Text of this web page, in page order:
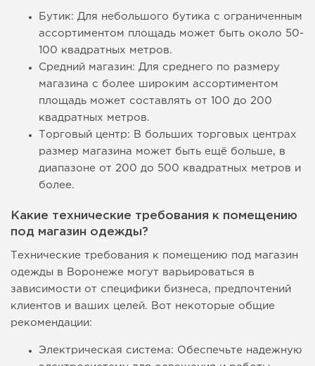
Бутик: Для небольшого бутика с ограниченным
ассортиментом площадь может быть около 50-
100 квадратных метров.
Средний магазин: Для среднего по размеру
магазина с более широким ассортиментом
площадь может составлять от 100 до 200
квадратных метров.
Торговый центр: В больших торговых центрах
размер магазина может быть ещё больше, в
диапазоне от 200 до 500 квадратных метров и
более.
Какие технические требования к помещению
под магазин одежды?
Технические требования к помещению под магазин
одежды в Воронеже могут варьироваться в
зависимости от специфики бизнеса, предпочтений
клиентов и ваших целей. Вот некоторые общие
рекомендации:
Электрическая система: Обеспечьте надежную